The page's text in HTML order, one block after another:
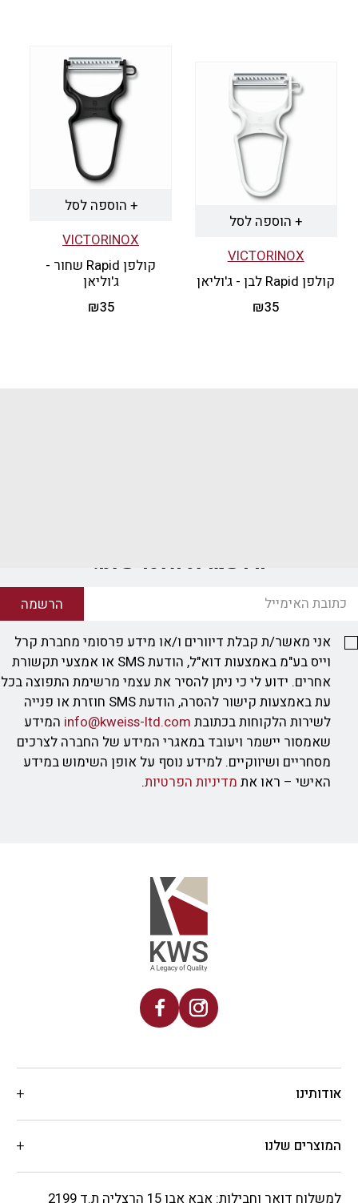
+ הוספה לסל
VICTORINOX
קולפן Rapid לבן - ג'וליאן
₪35
+ הוספה לסל
VICTORINOX
קולפן Rapid שחור -
ג'וליאן
₪35
הירשמו לניוזלטר שלנו!
הרשמה
אני מאשר/ת קבלת דיוורים ו/או מידע פרסומי מחברת קרל
וייס בע"מ באמצעות דוא"ל, הודעת SMS או אמצעי תקשורת
אחרים. ידוע לי כי ניתן להסיר את עצמי מרשימת התפוצה בכל
עת באמצעות קישור להסרה, הודעת SMS חוזרת או פנייה
לשירות הלקוחות בכתובת info@kweiss-ltd.com המידע
שאמסור יישמר ויעובד במאגרי המידע של החברה לצרכים
מסחריים ושיווקיים. למידע נוסף על אופן השימוש במידע
האישי – ראו את מדיניות הפרטיות.
אודותינו
המוצרים שלנו
למשלוח דואר וחבילות: אבא אבן 15 הרצליה ת.ד 2199